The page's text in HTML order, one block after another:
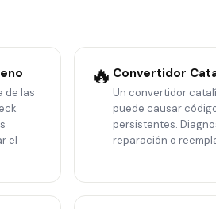
de las
el
🔥 Convertidor
Un convertidor
puede causar
persistentes.
reparación o